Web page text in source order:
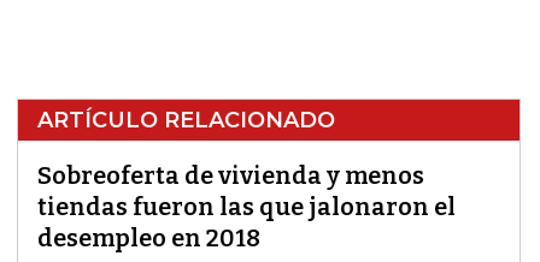
ARTÍCULO RELACIONADO
Sobreoferta de vivienda y menos
tiendas fueron las que jalonaron el
desempleo en 2018